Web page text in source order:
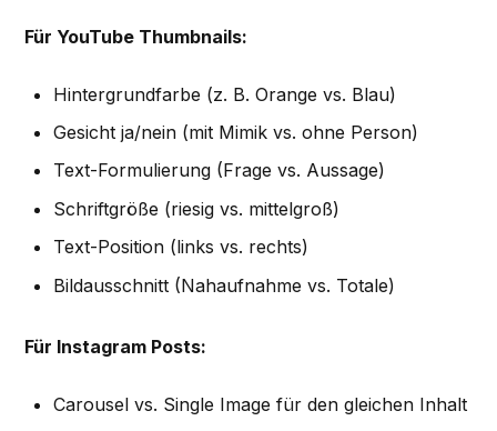
Für YouTube Thumbnails:
Hintergrundfarbe (z. B. Orange vs. Blau)
Gesicht ja/nein (mit Mimik vs. ohne Person)
Text-Formulierung (Frage vs. Aussage)
Schriftgröße (riesig vs. mittelgroß)
Text-Position (links vs. rechts)
Bildausschnitt (Nahaufnahme vs. Totale)
Für Instagram Posts:
Carousel vs. Single Image für den gleichen Inhalt